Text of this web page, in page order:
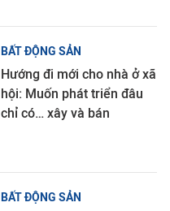
BẤT ĐỘNG SẢN
Hướng đi mới cho nhà ở xã
hội: Muốn phát triển đâu
chỉ có… xây và bán
BẤT ĐỘNG SẢN